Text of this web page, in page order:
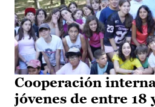
Cooperación
jóvenes de entre 18